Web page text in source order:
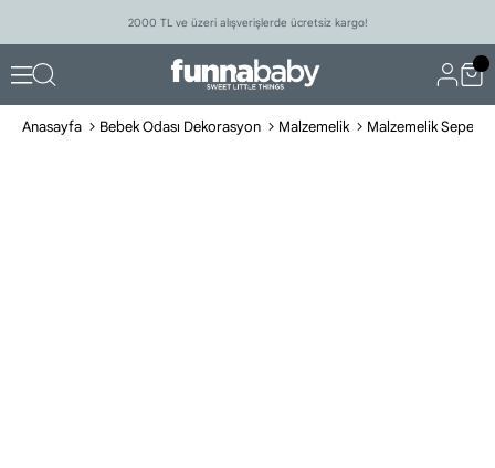
2000 TL ve üzeri alışverişlerde ücretsiz kargo!
Anasayfa Bebek Odası Dekorasyon Malzemelik Malzemelik Sepeti